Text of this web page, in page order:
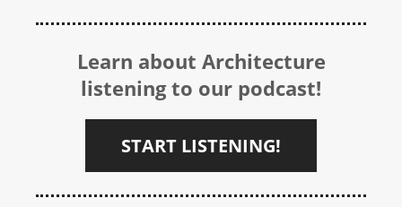
Learn about Architecture
listening to our podcast!
START LISTENING!